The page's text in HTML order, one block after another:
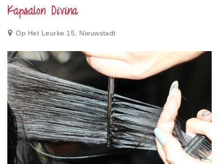
Kapsalon Divina
Op Het Leurke 15, Nieuwstadt